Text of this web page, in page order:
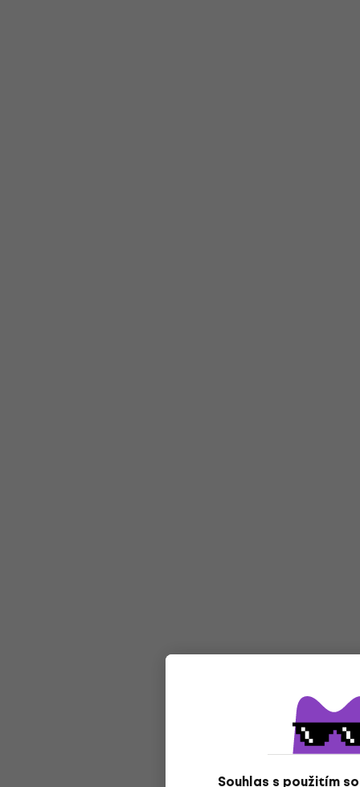
Souhlas s použitím